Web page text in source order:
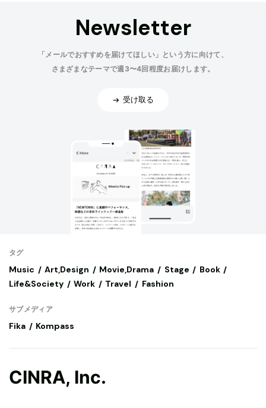
Newsletter
「メールでおすすめを届けてほしい」という方に向けて、
さまざまなテーマで週3〜4回程度お届けします。
受け取る
タグ
Music Art,Design Movie,Drama Stage
Book
Life&Society
Work Travel Fashion
サブメディア
Fika Kompass
CINRA, Inc.